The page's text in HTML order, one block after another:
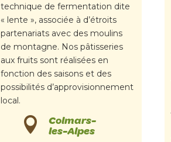
technique de fermentation dite
« lente », associée à d’étroits
partenariats avec des moulins
de montagne. Nos pâtisseries
aux fruits sont réalisées en
fonction des saisons et des
possibilités d’approvisionnement
local.

Colmars-
les-Alpes